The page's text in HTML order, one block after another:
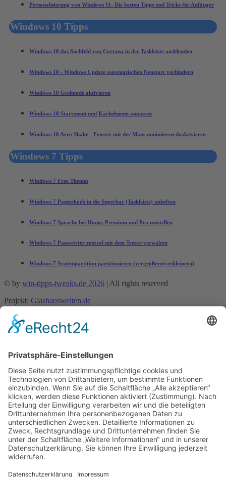
Personalisierung von Windows 11- Die besten Tipps und Tricks für Anfänger
Windows 10 Tipps
Windows 10 das Suchfeld von Cortana in der Taskleiste ausblenden
Windows 10 - Windows Update automatischen Neustart verhindern
Windows 10 Godmode aktivieren
Windows 10 Startmenü und Kachelmenü anpassen
Windows 10 Aero Shake - Fenster mit der Maus minimieren deaktivieren
Windows 7 Tipps
Windows 7 Free Themes
Windows 7 Papierkorb in die Superbar (Taskleiste) anheften
Windows 7 Sprache bei Home, Premium und Pro umstellen
Windows 7 Passwörter zentral mit dem Tresor verwalten
Windows 7 Systempartition partitionieren (vergrößern/verkleinern)
© by win-tipps-tweaks.de 2026 | All rights reserved
Projekt: Glashauswelten.de
Mobile Menu Toggle
Excel
Outlook
Powerpoint
Allgemein
Künstliche Intelligenz
Gemini
ChatGPT
Windows 11 Tipps Tricks
Windows 10 Tipps
Windows 8 Tipps
Windows 7 Tipps
Windows 7 Tricks